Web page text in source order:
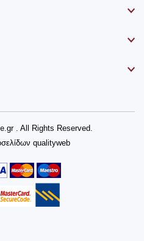
. All Rights Reserved.
qualityweb